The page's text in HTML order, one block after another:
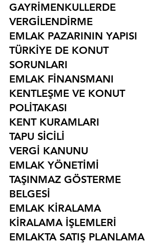
GAYRİMENKULLERDE
VERGİLENDİRME
EMLAK PAZARININ YAPISI
TÜRKİYE DE KONUT
SORUNLARI
EMLAK FİNANSMANI
KENTLEŞME VE KONUT
POLİTAKASI
KENT KURAMLARI
TAPU SİCİLİ
VERGİ KANUNU
EMLAK YÖNETİMİ
TAŞINMAZ GÖSTERME
BELGESİ
EMLAK KİRALAMA
KİRALAMA İŞLEMLERİ
EMLAKTA SATIŞ PLANLAMA